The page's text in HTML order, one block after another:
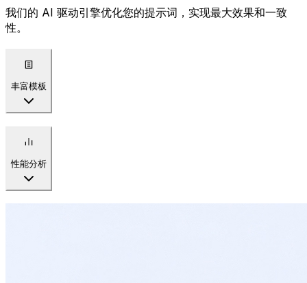
我们的 AI 驱动引擎优化您的提示词，实现最大效果和一致
性。
丰富模板
性能分析